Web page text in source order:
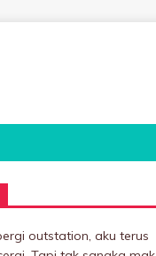
outstation, aku terus